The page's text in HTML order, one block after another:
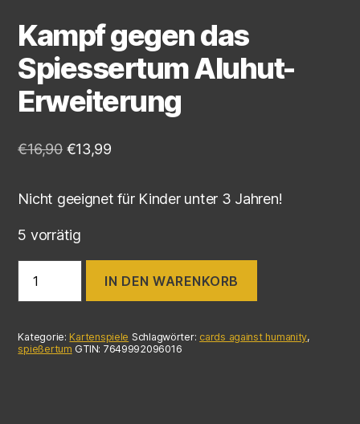
Kampf gegen das
Spiessertum Aluhut-
Erweiterung
€16,90 €13,99
Nicht geeignet für Kinder unter 3 Jahren!
5 vorrätig
IN DEN WARENKORB
Kategorie: Kartenspiele Schlagwörter: cards against humanity,
spießertum GTIN: 7649992096016